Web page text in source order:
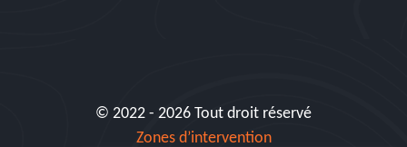
© 2022 - 2026 Tout droit réservé
Zones d’intervention